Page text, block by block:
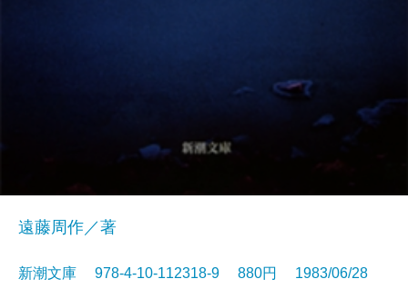
遠藤周作／著
新潮文庫 978-4-10-112318-9 880円 1983/06/28